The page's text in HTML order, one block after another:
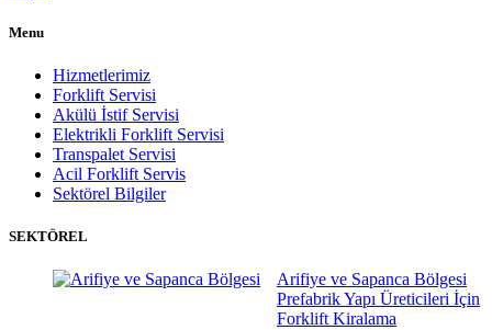
Menu
Hizmetlerimiz
Forklift Servisi
Akülü İstif Servisi
Elektrikli Forklift Servisi
Transpalet Servisi
Acil Forklift Servis
Sektörel Bilgiler
SEKTÖREL
Arifiye ve Sapanca Bölgesi
Prefabrik Yapı Üreticileri İçin
Forklift Kiralama